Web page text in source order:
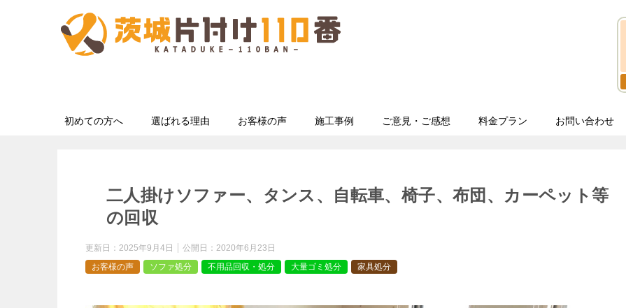
初めての方へ 選ばれる理由 お客様の声 施工事例 ご意見・ご感想 料金プラン お問い合わせ
二人掛けソファー、タンス、自転車、椅子、布団、カーペット等
の回収
更新日： 2025年9月4日 公開日： 2020年6月23日
お客様の声
ソファ処分 不用品回収・処分 大量ゴミ処分 家具処分